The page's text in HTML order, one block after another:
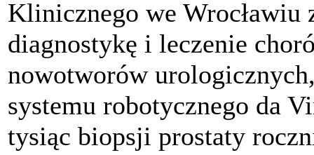
Klinicznego we Wrocławiu
diagnostykę i leczenie
nowotworów
systemu robotycznego da
tysiąc biopsji prostaty